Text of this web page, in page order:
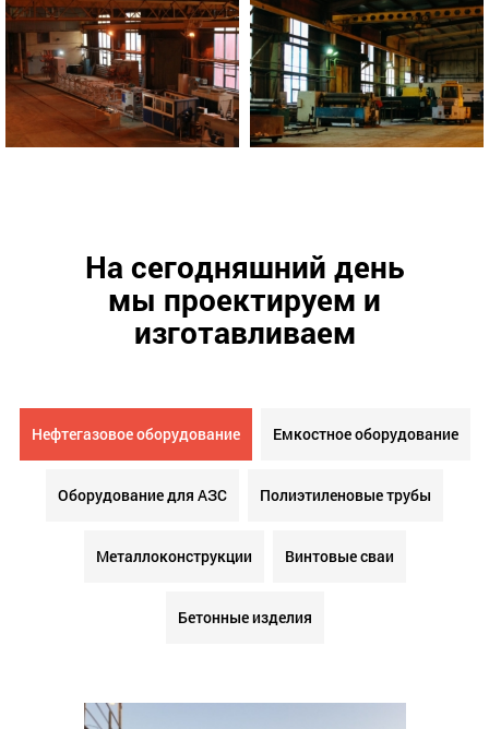
На сегодняшний день
мы проектируем и
изготавливаем
Нефтегазовое оборудование Емкостное оборудование
Оборудование для АЗС Полиэтиленовые трубы
Металлоконструкции Винтовые сваи
Бетонные изделия